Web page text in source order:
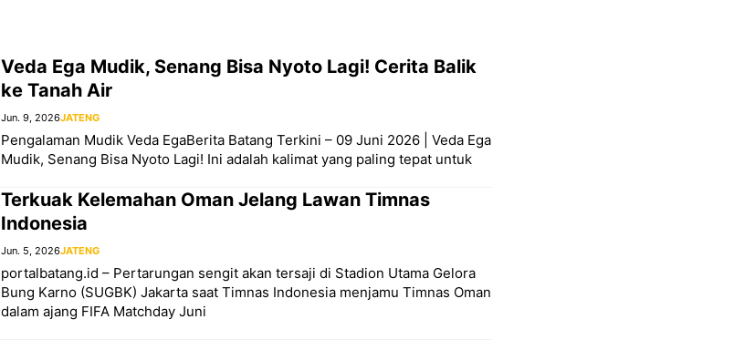
Veda Ega Mudik, Senang Bisa Nyoto Lagi! Cerita Balik
ke Tanah Air
Jun. 9, 2026JATENG
Pengalaman Mudik Veda EgaBerita Batang Terkini – 09 Juni 2026 | Veda Ega
Mudik, Senang Bisa Nyoto Lagi! Ini adalah kalimat yang paling tepat untuk
Terkuak Kelemahan Oman Jelang Lawan Timnas
Indonesia
Jun. 5, 2026JATENG
portalbatang.id – Pertarungan sengit akan tersaji di Stadion Utama Gelora
Bung Karno (SUGBK) Jakarta saat Timnas Indonesia menjamu Timnas Oman
dalam ajang FIFA Matchday Juni